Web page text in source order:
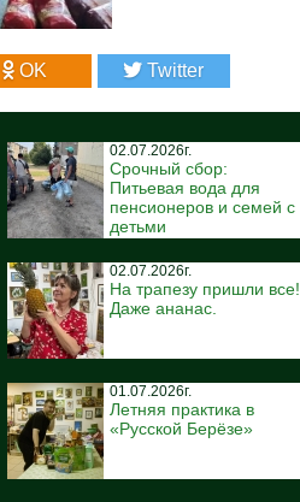
OK Twitter
02.07.2026г.
Срочный сбор:
Питьевая вода для
пенсионеров и семей с
детьми
02.07.2026г.
На трапезу пришли все!
Даже ананас.
01.07.2026г.
Летняя практика в
«Русской Берёзе»